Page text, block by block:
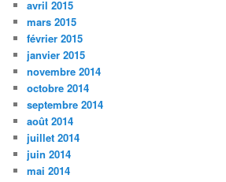
avril 2015
mars 2015
février 2015
janvier 2015
novembre 2014
octobre 2014
septembre 2014
août 2014
juillet 2014
juin 2014
mai 2014